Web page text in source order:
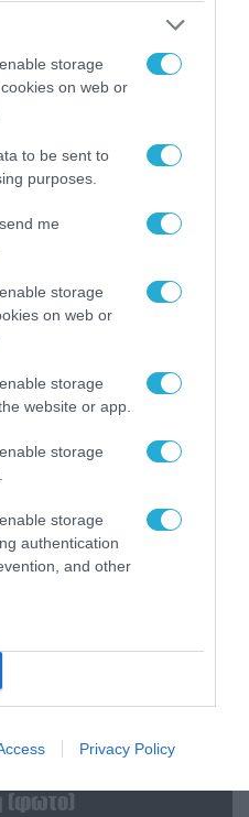
storage
on web or
to be sent to
purposes.
me
storage
on web or
storage
website or app.
storage
storage
authentication
and other
Privacy Policy
παράνομα
χώρους
του Αρκά για
πυρκαγιές της
(φωτο)